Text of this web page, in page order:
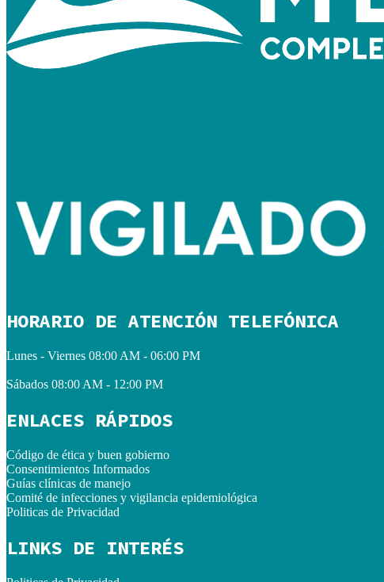
HORARIO DE ATENCIÓN TELEFÓNICA
Lunes - Viernes 08:00 AM - 06:00 PM
Sábados 08:00 AM - 12:00 PM
ENLACES RÁPIDOS
Código de ética y buen gobierno
Consentimientos Informados
Guías clínicas de manejo
Comité de infecciones y vigilancia epidemiológica
Politicas de Privacidad
LINKS DE INTERÉS